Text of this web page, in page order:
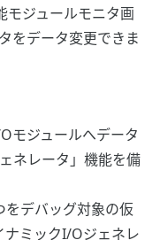
モジュールモニタ画
をデータ変更できま
モジュールへデータ
ネレータ」機能を備
デバッグ対象の仮
ナミックI/Oジェネレ